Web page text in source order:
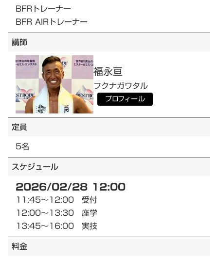
BFRトレーナー
BFR AIRトレーナー
講師
福永亘
フクナガワタル
プロフィール
定員
5名
スケジュール
2026/02/28 12:00
11:45～12:00 受付
12:00～13:30 座学
13:45～16:00 実技
料金